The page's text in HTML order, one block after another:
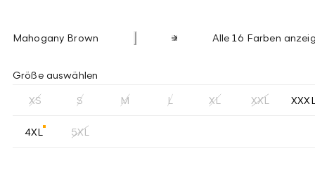
Mahogany Brown Alle 16 Farben
Größe auswählen
XS S M L XL XXL
4XL 5XL